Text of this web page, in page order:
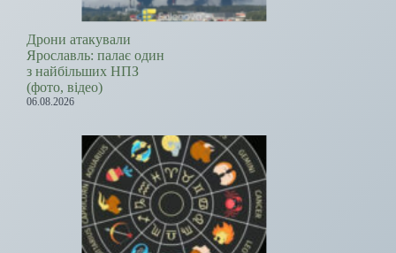
Дрони атакували
Ярославль: палає один
з найбільших НПЗ
(фото, відео)
06.08.2026